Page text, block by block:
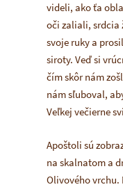
videli, ako ťa
oči zaliali, srdcia
svoje ruky a
siroty. Veď si
čím skôr nám
nám sľuboval,
Veľkej večierne
Apoštoli sú
na skalnatom a
Olivového vrchu.